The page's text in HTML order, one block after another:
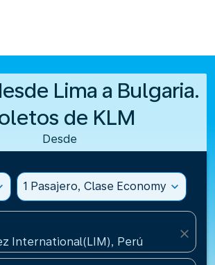
Lima a Bulgaria.
de KLM
Desde
1 Pasajero, Clase Economy expand_more
International(LIM), Perú
close